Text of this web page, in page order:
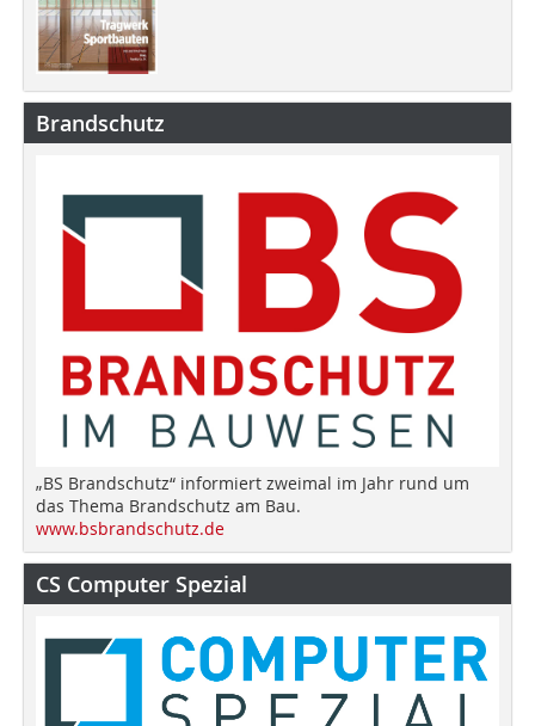
Brandschutz
„BS Brandschutz“ informiert zweimal im Jahr rund um
das Thema Brandschutz am Bau.
www.bsbrandschutz.de
CS Computer Spezial